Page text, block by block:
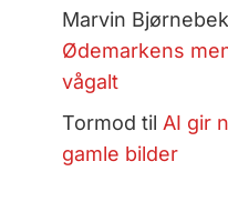
Marvin
Ødemarkens
vågalt
Tormod til AI gir
gamle bilder